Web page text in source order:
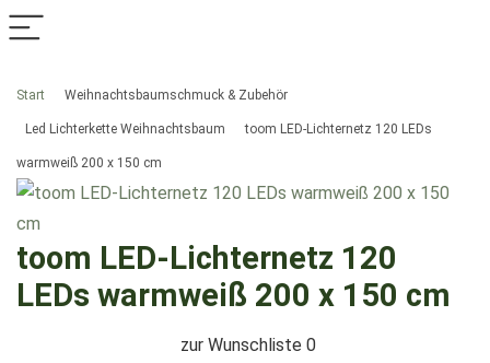
Start Weihnachtsbaumschmuck & Zubehör
Led Lichterkette Weihnachtsbaum toom LED-Lichternetz 120 LEDs
warmweiß 200 x 150 cm
toom LED-Lichternetz 120
LEDs warmweiß 200 x 150 cm
zur Wunschliste 0